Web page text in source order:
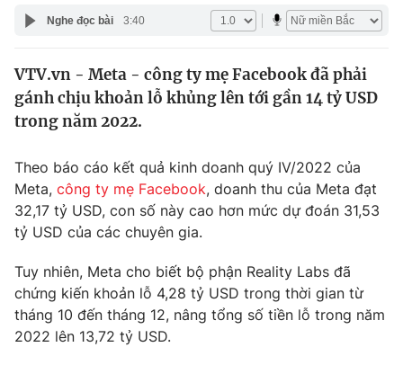
Pháp luật
Thế giới
Thế giới đó đây
Câu chuyện quốc tế
Kinh tế
Tài chính
Thị trường
Góc doanh nghiệp
Dữ liệu và đời sống
Truyền hình
Phim VTV
Hậu trường
Giải trí
Công nghệ
Nghe đọc bài 3:40
VTV.vn - Meta - công ty mẹ Facebook đã phải
gánh chịu khoản lỗ khủng lên tới gần 14 tỷ USD
trong năm 2022.
Theo báo cáo kết quả kinh doanh quý IV/2022 của
Meta, công ty mẹ Facebook, doanh thu của Meta đạt
32,17 tỷ USD, con số này cao hơn mức dự đoán 31,53
tỷ USD của các chuyên gia.
Tuy nhiên, Meta cho biết bộ phận Reality Labs đã
chứng kiến khoản lỗ 4,28 tỷ USD trong thời gian từ
tháng 10 đến tháng 12, nâng tổng số tiền lỗ trong năm
2022 lên 13,72 tỷ USD.